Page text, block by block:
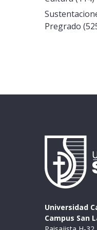
Pregrado
Universidad
Campus San